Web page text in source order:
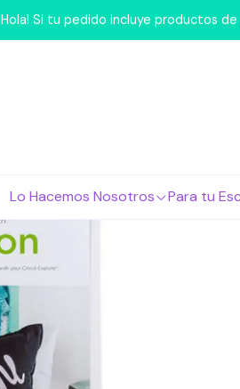
Lo Hacemos Nosotros Para tu
Hola! Si tu pedido incluye productos
Inicio Marcas